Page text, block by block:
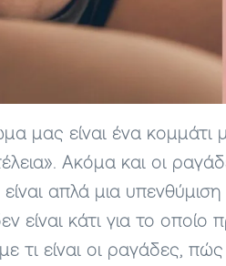
μας είναι ένα κομμάτι
Ακόμα και οι
απλά μια
είναι κάτι για το οποίο
τι είναι οι ραγάδες,